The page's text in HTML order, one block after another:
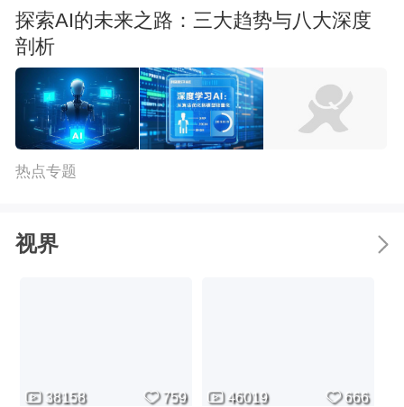
探索AI的未来之路：三大趋势与八大深度
剖析
热点专题
视界
38158 759 46019 666